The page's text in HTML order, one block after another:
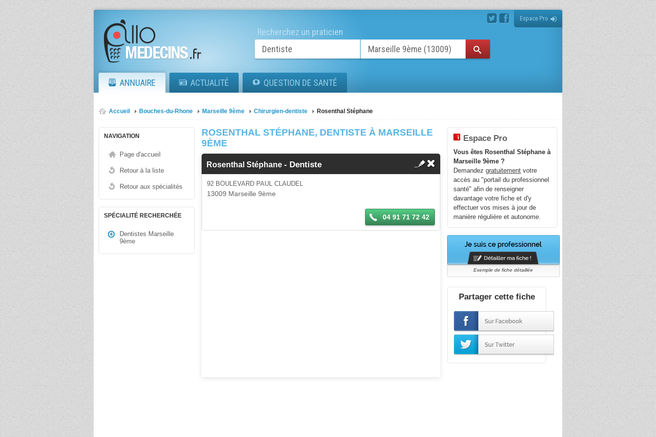
Espace Pro
Recherchez un praticien
ANNUAIRE ACTUALITÉ QUESTION DE SANTÉ
Accueil Bouches-du-Rhone Marseille 9ème Chirurgien-dentiste Rosenthal Stéphane
NAVIGATION
Page d'accueil
Retour à la liste
Retour aux spécialités
SPÉCIALITÉ RECHERCHÉE
Dentistes Marseille
9ème
ROSENTHAL STÉPHANE, DENTISTE À MARSEILLE
9ÈME
Rosenthal Stéphane- Dentiste
92 BOULEVARD PAUL CLAUDEL
13009 Marseille 9ème
04 91 71 72 42
Espace Pro
Vous êtes Rosenthal Stéphane à
Marseille 9ème ?
Demandezgratuitement votre
accès au "portail du professionnel
santé" afin de renseigner
davantage votre fiche et d'y
effectuer vos mises à jour de
manière régulière et autonome.
Exemple de fiche détaillée
Partager cette fiche